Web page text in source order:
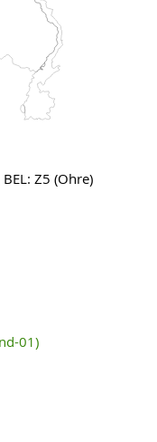
Z5 (Ohre)
01)